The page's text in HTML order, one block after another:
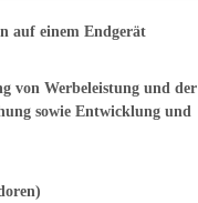
Transparency and
auf einem Endgerät
von Werbeleistung und der
sowie Entwicklung und